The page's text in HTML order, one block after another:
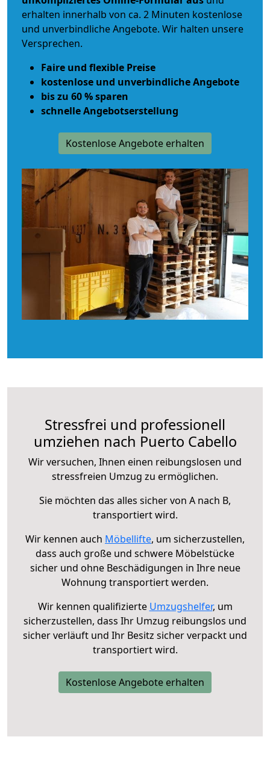
erhalten innerhalb von ca. 2 Minuten kostenlose
und unverbindliche Angebote. Wir halten unsere
Versprechen.
Faire und flexible Preise
kostenlose und unverbindliche Angebote
bis zu 60 % sparen
schnelle Angebotserstellung
Kostenlose Angebote erhalten
Stressfrei und professionell
umziehen nach Puerto Cabello
Wir versuchen, Ihnen einen reibungslosen und
stressfreien Umzug zu ermöglichen.
Sie möchten das alles sicher von A nach B,
transportiert wird.
Wir kennen auch Möbellifte, um sicherzustellen,
dass auch große und schwere Möbelstücke
sicher und ohne Beschädigungen in Ihre neue
Wohnung transportiert werden.
Wir kennen qualifizierte Umzugshelfer, um
sicherzustellen, dass Ihr Umzug reibungslos und
sicher verläuft und Ihr Besitz sicher verpackt und
transportiert wird.
Kostenlose Angebote erhalten